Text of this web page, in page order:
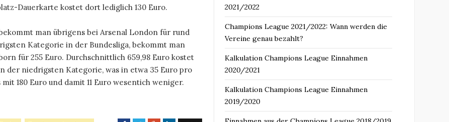
Dauerkarte kostet dort lediglich 130 Euro.
man übrigens bei Arsenal London für rund
Kategorie in der Bundesliga, bekommt man
für 255 Euro. Durchschnittlich 659,98 Euro kostet
der niedrigsten Kategorie, was in etwa 35 Euro pro
180 Euro und damit 11 Euro wesentich weniger.
2021/2022
Champions League 2021/2022: Wann werden die
Vereine genau bezahlt?
Kalkulation Champions League Einnahmen
2020/2021
Kalkulation Champions League Einnahmen
2019/2020